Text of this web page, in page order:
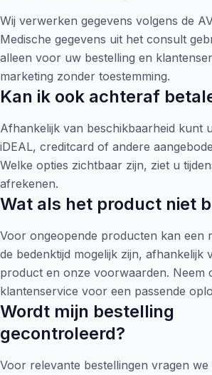
Wij verwerken gegevens volgens de
Medische gegevens uit het consult
alleen voor uw bestelling en
marketing zonder toestemming.
Kan ik ook achteraf
Afhankelijk van beschikbaarheid kunt
iDEAL, creditcard of andere
Welke opties zichtbaar zijn, ziet u
afrekenen.
Wat als het product niet
Voor ongeopende producten kan een
de bedenktijd mogelijk zijn, afhankelijk
product en onze voorwaarden. Neem
klantenservice voor een passende
Wordt mijn bestelling
gecontroleerd?
Voor relevante bestellingen vragen we